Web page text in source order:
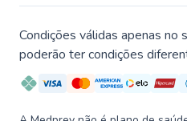
Condições válidas apenas no
poderão ter condições